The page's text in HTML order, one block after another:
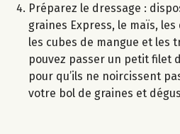
Préparez le dressage :
graines Express, le maïs,
les cubes de mangue et les
pouvez passer un petit filet
pour qu’ils ne noircissent
votre bol de graines et